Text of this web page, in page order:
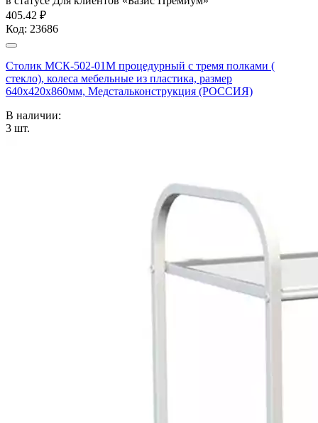
405.42 ₽
Код: 23686
Столик МСК-502-01М процедурный с тремя полками (
стекло), колеса мебельные из пластика, размер
640х420х860мм, Медстальконструкция (РОССИЯ)
В наличии:
3 шт.